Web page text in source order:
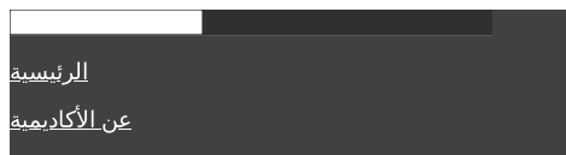
الرئيسية
عن الأكاديمية